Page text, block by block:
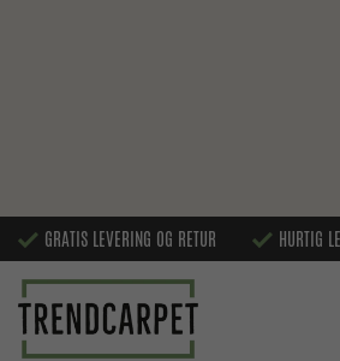
GRATIS LEVERING OG RETUR HURTIG